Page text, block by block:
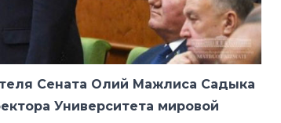
Сената Олий Мажлиса Садыка
Университета мировой
принято23 июля 2021 (№